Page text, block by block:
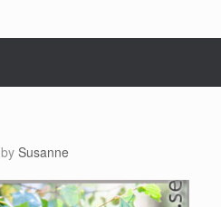
by Susanne